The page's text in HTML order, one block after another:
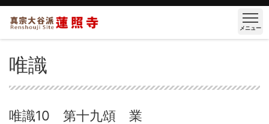
メニュー
唯識
唯識10 第十九頌 業